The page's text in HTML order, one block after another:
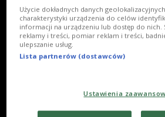
Użycie dokładnych danych
charakterystyki urządzenia do celów
informacji na urządzeniu lub dostęp do nich.
reklamy i treści, pomiar reklam i treści,
ulepszanie usług.
Lista partnerów (dostawców)
Ustawienia